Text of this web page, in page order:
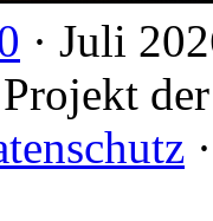
· Juli
der
·